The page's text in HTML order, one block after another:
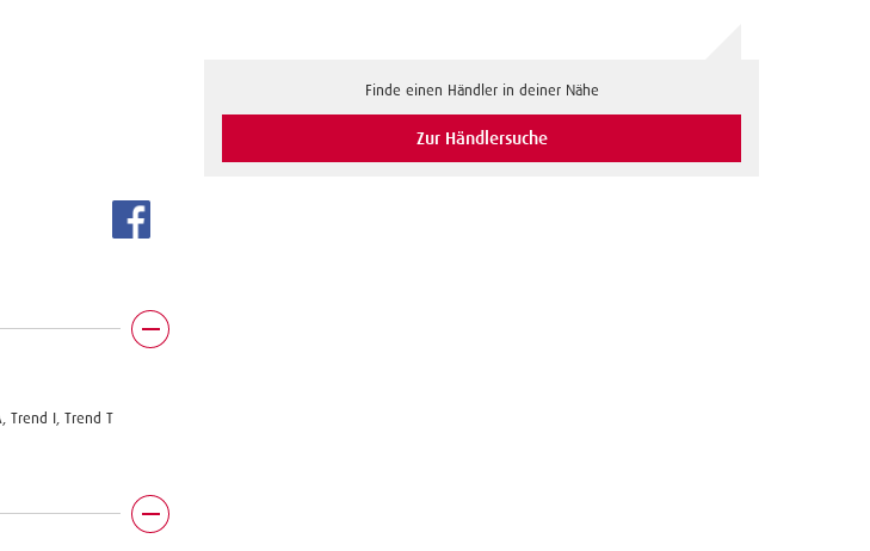
Finde einen Händler in deiner Nähe
Zur Händlersuche
Trend I, Trend T